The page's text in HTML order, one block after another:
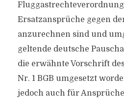
Ersatzansprüche gegen
anzurechnen sind und
geltende deutsche
die erwähnte Vorschrift des
Nr. 1 BGB umgesetzt
jedoch auch für